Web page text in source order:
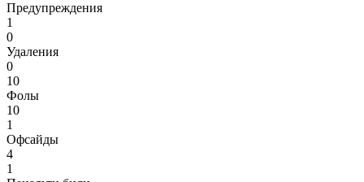
Предупреждения
1
0
Удаления
0
10
Фолы
10
1
Офсайды
4
1